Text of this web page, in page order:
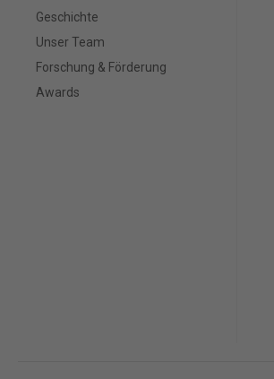
Geschichte
Unser Team
Forschung & Förderung
Awards